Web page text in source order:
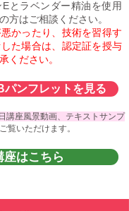
とラベンダー精油を使用
方はご相談ください。
かったり、技術を習得す
た場合は、認定証を授与
ください。
ンフレットを見る
講座風景動画、テキストサンプ
覧いただけます。
座はこちら